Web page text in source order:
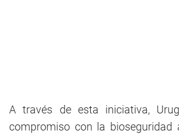
A través de esta iniciativa,
compromiso con la bioseguridad